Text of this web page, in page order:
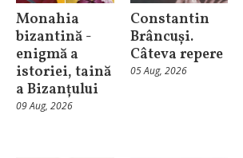
Monahia
bizantină -
enigmă a
istoriei, taină
a Bizanțului
09 Aug, 2026
Constantin
Brâncuși.
Câteva repere
05 Aug, 2026